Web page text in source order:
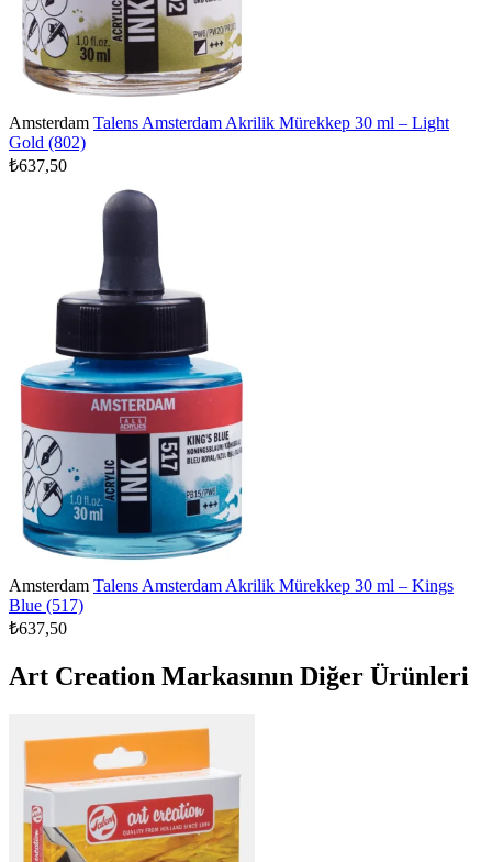
Amsterdam Talens Amsterdam Akrilik Mürekkep 30 ml – Light
Gold (802)
₺637,50
Amsterdam Talens Amsterdam Akrilik Mürekkep 30 ml – Kings
Blue (517)
₺637,50
Art Creation Markasının Diğer Ürünleri